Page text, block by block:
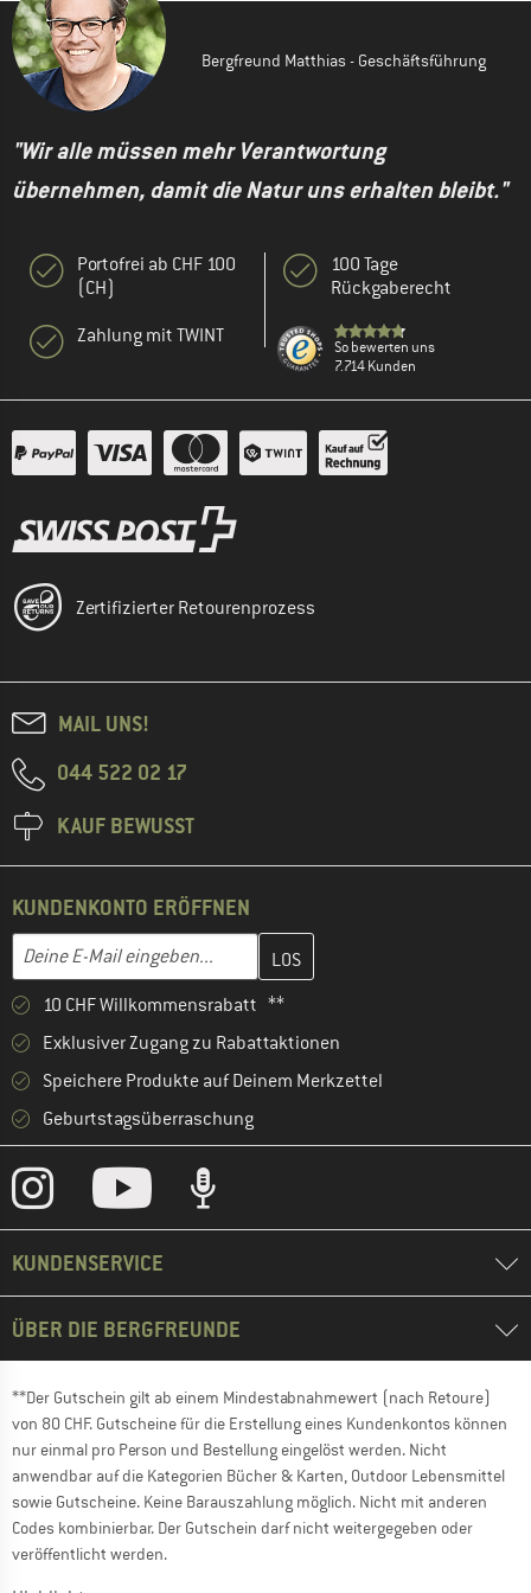
Bergfreund Matthias - Geschäftsführung
"Wir alle müssen mehr Verantwortung
übernehmen, damit die Natur uns erhalten bleibt."
Portofrei ab CHF 100
(CH)
Zahlung mit TWINT
100 Tage
Rückgaberecht
So bewerten uns
7.714 Kunden
Zertifizierter Retourenprozess
MAIL UNS!
044 522 02 17
KAUF BEWUSST
KUNDENKONTO ERÖFFNEN
E-Mail-Adresse
Gib hier deine E-Mail-Adresse ein und erstelle im nächsten
10 CHF Willkommensrabatt **
Exklusiver Zugang zu Rabattaktionen
Speichere Produkte auf Deinem Merkzettel
Geburtstagsüberraschung
KUNDENSERVICE
ÜBER DIE BERGFREUNDE
**Der Gutschein gilt ab einem Mindestabnahmewert (nach Retoure)
von 80 CHF. Gutscheine für die Erstellung eines Kundenkontos können
nur einmal pro Person und Bestellung eingelöst werden. Nicht
anwendbar auf die Kategorien Bücher & Karten, Outdoor Lebensmittel
sowie Gutscheine. Keine Barauszahlung möglich. Nicht mit anderen
Codes kombinierbar. Der Gutschein darf nicht weitergegeben oder
veröffentlicht werden.